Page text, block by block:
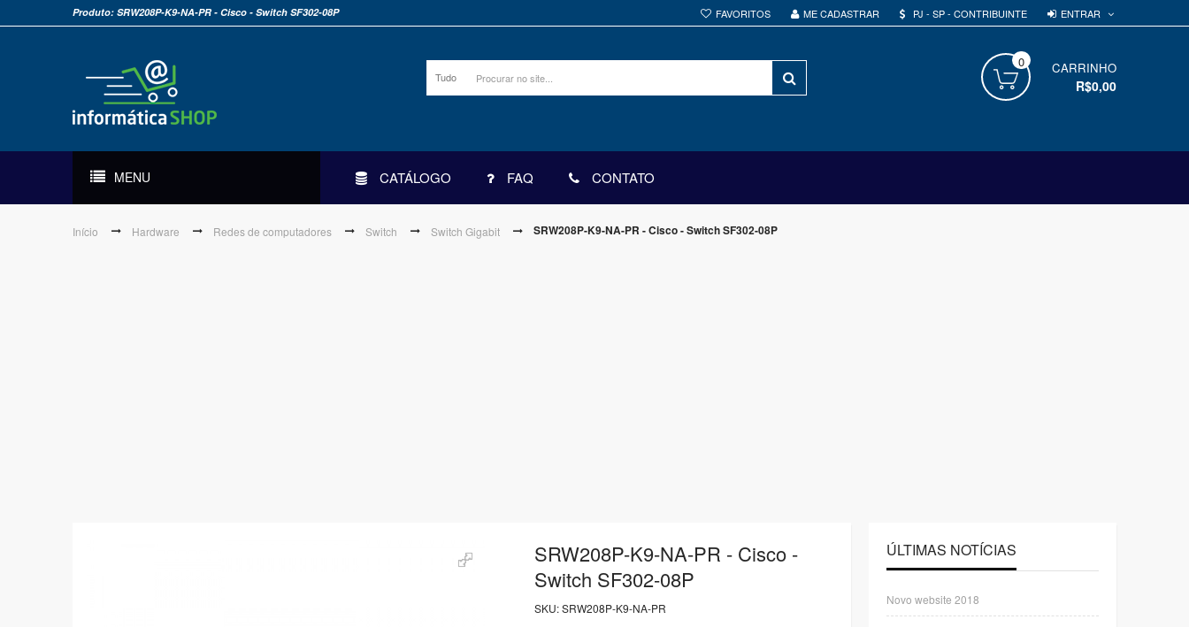
FAVORITOS ME CADASTRAR PJ - SP - CONTRIBUINTE ENTRAR
Produto: SRW208P-K9-NA-PR - Cisco - Switch SF302-08P
Tudo
CARRINHO
0
R$0,00
MENU CATÁLOGO FAQ CONTATO
Início Hardware Redes de computadores Switch Switch Gigabit SRW208P-K9-NA-PR - Cisco - Switch SF302-08P
SRW208P-K9-NA-PR - Cisco -
Switch SF302-08P
SKU:SRW208P-K9-NA-PR
ÚLTIMAS NOTÍCIAS
Novo website 2018